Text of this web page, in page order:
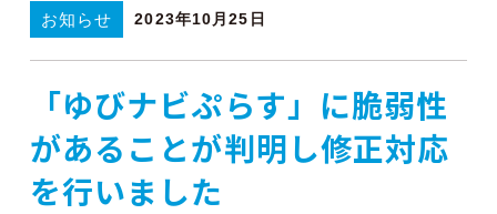
お知らせ 2023年10月25日
「ゆびナビぷらす」に脆弱性
があることが判明し修正対応
を行いました